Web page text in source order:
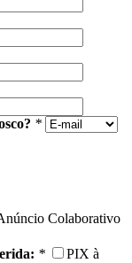
*
Colaborativo
*
PIX à